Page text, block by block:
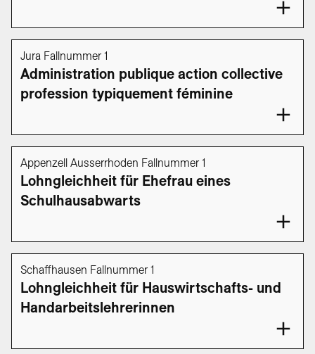
Jura Fallnummer 1
Administration publique action collective
profession typiquement féminine
Appenzell Ausserrhoden Fallnummer 1
Lohngleichheit für Ehefrau eines
Schulhausabwarts
Schaffhausen Fallnummer 1
Lohngleichheit für Hauswirtschafts- und
Handarbeitslehrerinnen